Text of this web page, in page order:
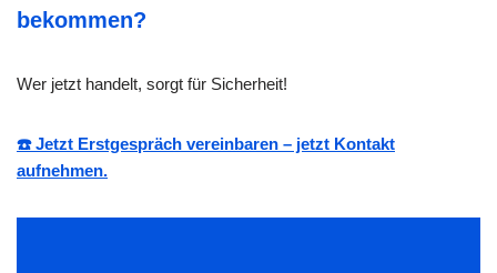
bekommen?
Wer jetzt handelt, sorgt für Sicherheit!
☎️ Jetzt Erstgespräch vereinbaren – jetzt Kontakt
aufnehmen.